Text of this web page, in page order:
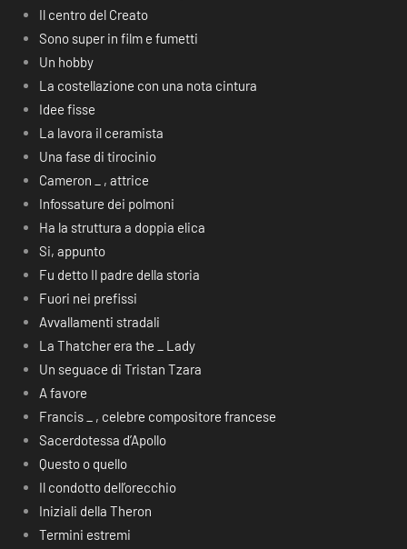
Il centro del Creato
Sono super in film e fumetti
Un hobby
La costellazione con una nota cintura
Idee fisse
La lavora il ceramista
Una fase di tirocinio
Cameron _ , attrice
Infossature dei polmoni
Ha la struttura a doppia elica
Si, appunto
Fu detto Il padre della storia
Fuori nei prefissi
Avvallamenti stradali
La Thatcher era the _ Lady
Un seguace di Tristan Tzara
A favore
Francis _ , celebre compositore francese
Sacerdotessa d’Apollo
Questo o quello
Il condotto dell’orecchio
Iniziali della Theron
Termini estremi